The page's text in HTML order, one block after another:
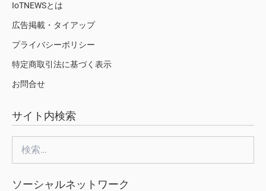
IoTNEWSとは
広告掲載・タイアップ
プライバシーポリシー
特定商取引法に基づく表示
お問合せ
サイト内検索
索:
ソーシャルネットワーク